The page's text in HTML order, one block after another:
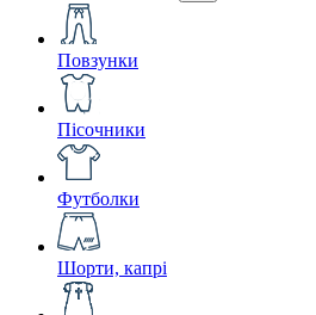
Повзунки
Пісочники
Футболки
Шорти, капрі